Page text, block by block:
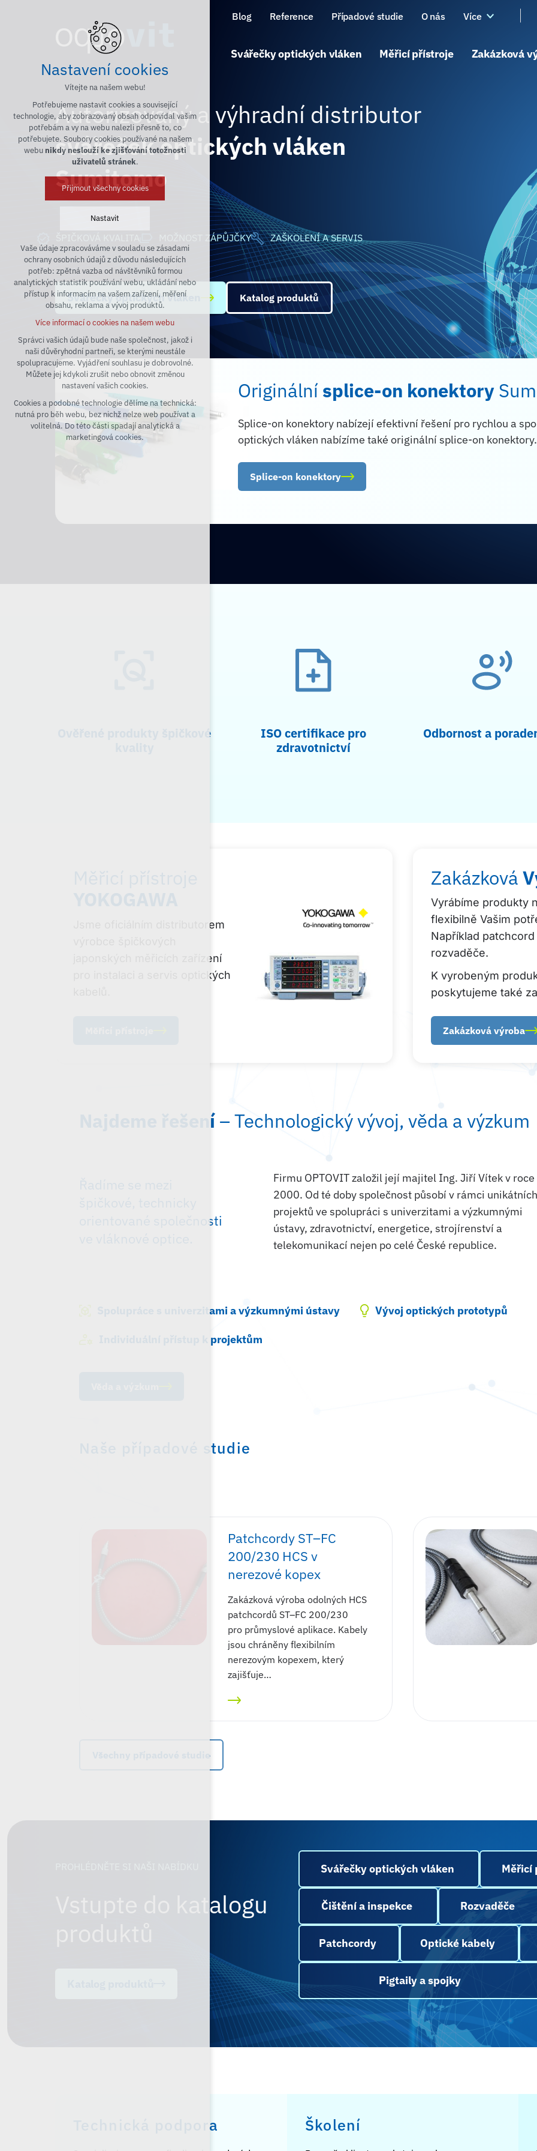
Blog Reference Případové studie O nás Více
Svářečky optických vláken Měřicí přístroje Zakázková
Autorizovaný a výhradní distributor
svářeček optických vláken
Sumitomo
MOŽNOST ZÁPŮJČKY ZAŠKOLENÍ A SERVIS
Svářečky optických vláken Katalog produktů
Originální splice-on konektory
Splice-on konektory nabízejí efektivní řešení pro rychlou a
optických vláken nabízíme také originální splice-on
Splice-on konektory
Ověřené produkty špičkové
ISO certifikace pro
zdravotnictví
Odbornost a
Jsme oficiálním distributorem
japonských měřicích zařízení
pro instalaci a servis optických
Zakázková
Vyrábíme produkty
flexibilně Vašim
Například
rozvaděče.
K vyrobeným
poskytujeme také
Zakázková výroba
Najdeme řešení – Technologický vývoj, věda a výzkum
orientované společnosti
Firmu OPTOVIT založil její majitel Ing. Jiří Vítek v roce
2000. Od té doby společnost působí v rámci unikátních
projektů ve spolupráci s univerzitami a výzkumnými
ústavy, zdravotnictví, energetice, strojírenství a
telekomunikací nejen po celé České republice.
Spolupráce s univerzitami a výzkumnými ústavy Vývoj optických prototypů
Individuální přístup k projektům
Naše případové studie
Patchcordy ST–FC
200/230 HCS v
nerezové kopex
Zakázková výroba odolných HCS
patchcordů ST–FC 200/230
pro průmyslové aplikace. Kabely
jsou chráněny flexibilním
nerezovým kopexem, který
zajišťuje…
Všechny případové studie
Vstupte do katalogu
Svářečky optických vláken Měřicí
Čištění a inspekce Rozvaděče
Patchcordy Optické kabely
Pigtaily a spojky
Technická podpora Školení
Nastavení cookies
Vítejte na našem webu!
Potřebujeme nastavit cookies a související
technologie, aby zobrazovaný obsah odpovídal vašim
potřebám a vy na webu nalezli přesně to, co
potřebujete. Soubory cookies používané na našem
webu nikdy neslouží ke zjišťování totožnosti
uživatelů stránek.
Přijmout všechny cookies
Nastavit
Technická cookies
nutná pro provozování webu
udržení kontextu stránek (session):
případná přihlášení, volby jazyka, apod.
Volitelná cookies
analytická pro anonymizované vyhodnocení
návštěvnosti
marketingová cookies (Google)
Více informací o cookies na našem webu
Přijmout všechny cookies
Odmítnout vše
Vaše údaje zpracováváme v souladu se zásadami
ochrany osobních údajů z důvodu následujících
potřeb: zpětná vazba od návštěvníků formou
analytických statistik používání webu, ukládání nebo
přístup k informacím na vašem zařízení, měření
obsahu, reklama a vývoj produktů.
Více informací o cookies na našem webu
Správci vašich údajů bude naše společnost, jakož i
naši důvěryhodní partneři, se kterými neustále
spolupracujeme. Vyjádření souhlasu je dobrovolné.
Můžete jej kdykoli zrušit nebo obnovit změnou
nastavení vašich cookies.
Cookies a podobné technologie dělíme na technická:
nutná pro běh webu, bez nichž nelze web používat a
volitelná. Do této části spadají analytická a
marketingová cookies.